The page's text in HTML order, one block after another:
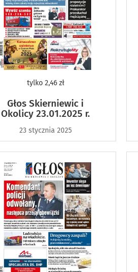
tylko2,46 zł
Głos Skierniewic i
Okolicy 23.01.2025 r.
23 stycznia 2025